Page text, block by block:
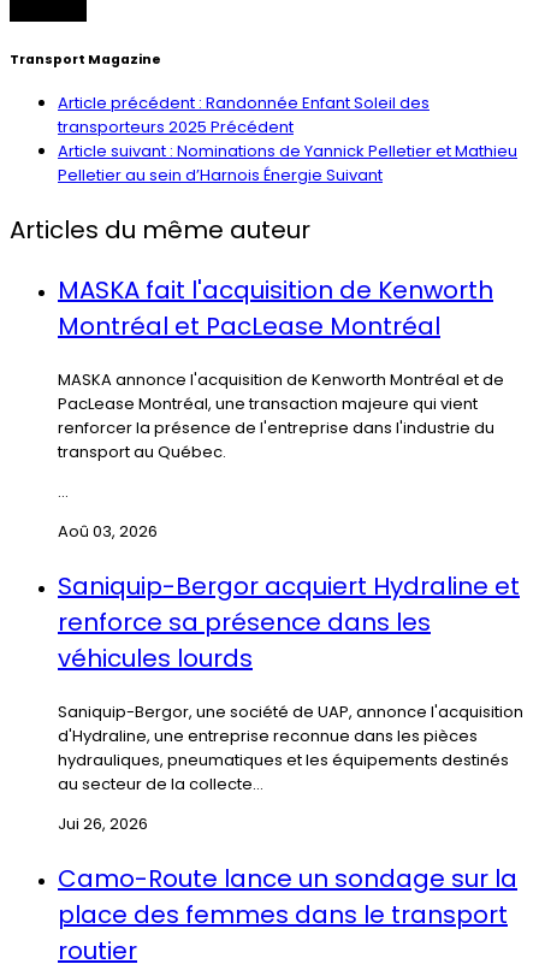
Transport Magazine
Article précédent : Randonnée Enfant Soleil des
transporteurs 2025 Précédent
Article suivant : Nominations de Yannick Pelletier et Mathieu
Pelletier au sein d’Harnois Énergie Suivant
Articles du même auteur
MASKA fait l'acquisition de Kenworth
Montréal et PacLease Montréal
MASKA annonce l'acquisition de Kenworth Montréal et de
PacLease Montréal, une transaction majeure qui vient
renforcer la présence de l'entreprise dans l'industrie du
transport au Québec.
...
Aoû 03, 2026
Saniquip-Bergor acquiert Hydraline et
renforce sa présence dans les
véhicules lourds
Saniquip-Bergor, une société de UAP, annonce l'acquisition
d'Hydraline, une entreprise reconnue dans les pièces
hydrauliques, pneumatiques et les équipements destinés
au secteur de la collecte...
Jui 26, 2026
Camo-Route lance un sondage sur la
place des femmes dans le transport
routier